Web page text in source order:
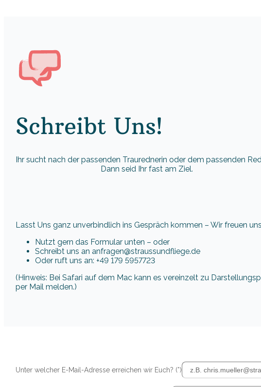
Schreibt Uns!
Ihr sucht nach der passenden Traurednerin oder dem passenden
Dann seid Ihr fast am Ziel.
Lasst Uns ganz unverbindlich ins Gespräch kommen – Wir freuen
Nutzt gern das Formular unten – oder
Schreibt uns an anfragen@straussundfliege.de
Oder ruft uns an: +49 179 5957723
(Hinweis: Bei Safari auf dem Mac kann es vereinzelt zu
per Mail melden.)
Unter welcher E-Mail-Adresse erreichen wir Euch? (*)